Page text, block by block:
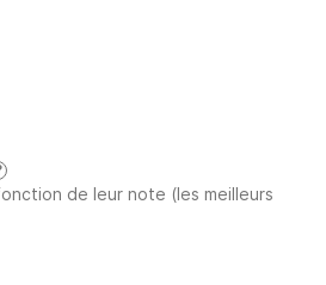
votre escapade privée en
vous le méritez !
de leur note (les meilleurs